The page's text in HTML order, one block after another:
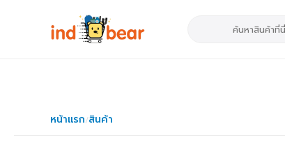
หน้าแรก/สินค้า